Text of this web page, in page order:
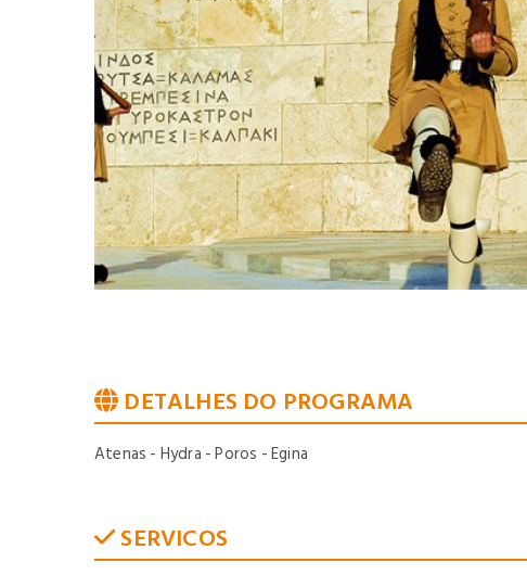
DETALHES DO PROGRAMA
Atenas - Hydra - Poros - Egina
SERVICOS